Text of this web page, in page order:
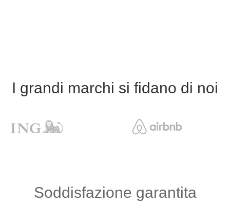
I grandi marchi si fidano di noi
Soddisfazione garantita